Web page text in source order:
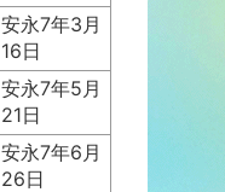
安永7年3月
16日
安永7年5月
21日
安永7年6月
26日